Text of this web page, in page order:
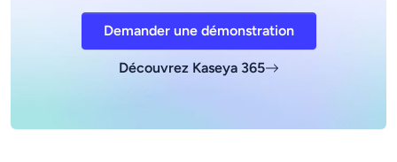
Demander une démonstration
Découvrez Kaseya 365